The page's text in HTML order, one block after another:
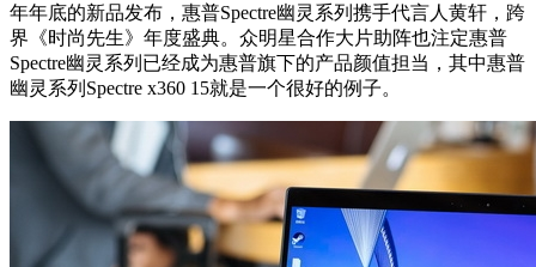
年年底的新品发布，惠普Spectre幽灵系列携手代言人黄轩，跨
界《时尚先生》年度盛典。众明星合作大片助阵也注定惠普
Spectre幽灵系列已经成为惠普旗下的产品颜值担当，其中惠普
幽灵系列Spectre x360 15就是一个很好的例子。